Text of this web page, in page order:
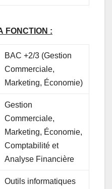
FONCTION :
BAC +2/3 (Gestion
Commerciale,
Marketing, Économie)
Gestion
Commerciale,
Marketing, Économie,
Comptabilité et
Analyse Financière
Outils informatiques